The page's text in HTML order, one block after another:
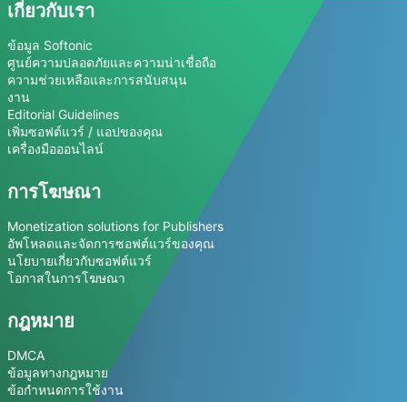
เกี่ยวกับเรา
ข้อมูล Softonic
ศูนย์ความปลอดภัยและความน่าเชื่อถือ
ความช่วยเหลือและการสนับสนุน
งาน
Editorial Guidelines
เพิ่มซอฟต์แวร์ / แอปของคุณ
เครื่องมือออนไลน์
การโฆษณา
Monetization solutions for Publishers
อัพโหลดและจัดการซอฟต์แวร์ของคุณ
นโยบายเกี่ยวกับซอฟต์แวร์
โอกาสในการโฆษณา
กฎหมาย
DMCA
ข้อมูลทางกฎหมาย
ข้อกำหนดการใช้งาน